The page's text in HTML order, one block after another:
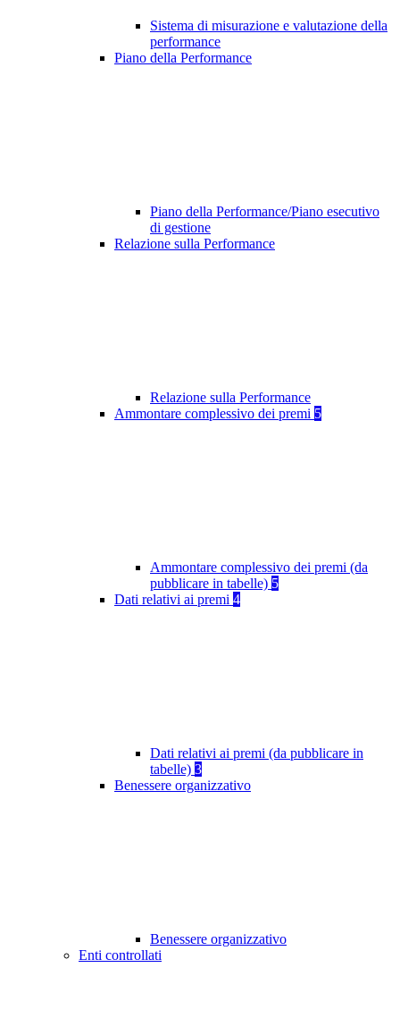
Sistema di misurazione e valutazione della
performance
Piano della Performance
Piano della Performance/Piano esecutivo
di gestione
Relazione sulla Performance
Relazione sulla Performance
Ammontare complessivo dei premi 5
Ammontare complessivo dei premi (da
pubblicare in tabelle) 5
Dati relativi ai premi 4
Dati relativi ai premi (da pubblicare in
tabelle) 3
Benessere organizzativo
Benessere organizzativo
Enti controllati